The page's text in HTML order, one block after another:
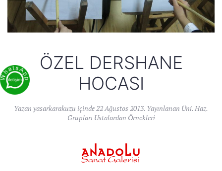
ÖZEL DERSHANE
HOCASI
Yazan yasarkarakuzu içinde 22 Ağustos 2013. Yayınlanan Üni. Haz.
Grupları Ustalardan Örnekleri